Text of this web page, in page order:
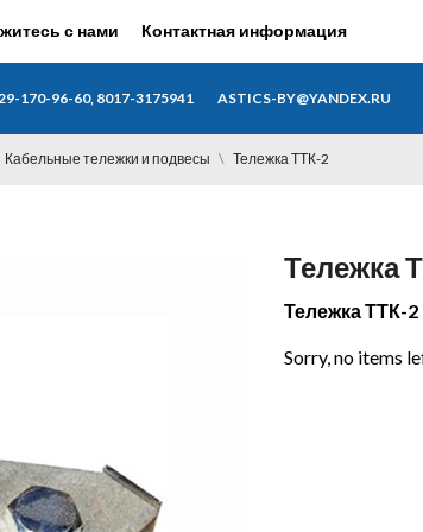
с нами Контактная информация
170-96-60, 8017-3175941 ASTICS-BY@YANDEX.RU
Кабельные тележки и подвесы Тележка ТТК-2
Тележка
Тележка ТТК-2
Sorry, no items